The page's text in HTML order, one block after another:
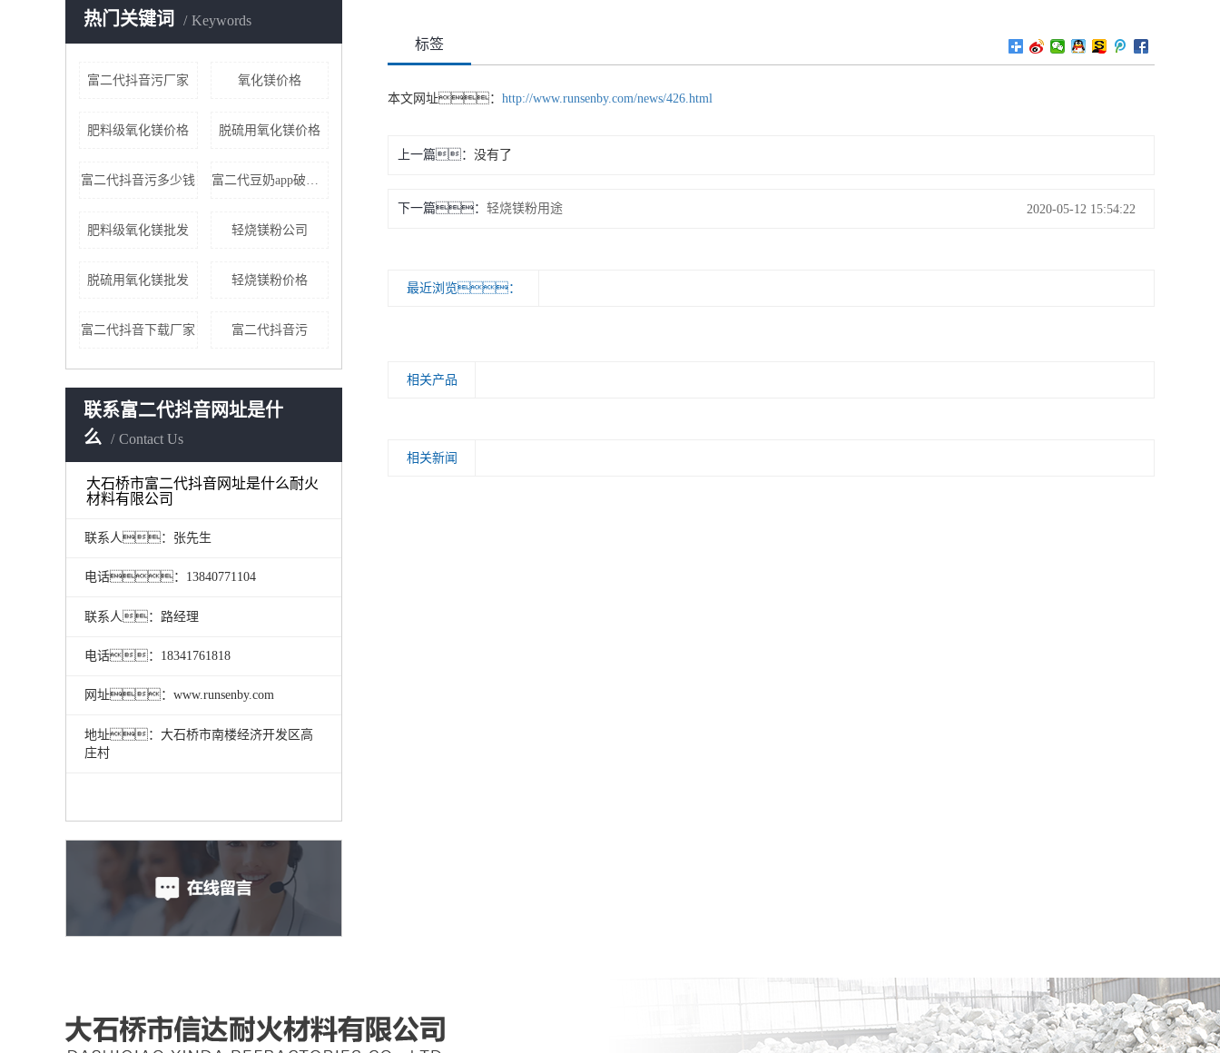
热门关键词 Keywords
富二代抖音污厂家 氧化镁价格
肥料级氧化镁价格 脱硫用氧化镁价格
富二代抖音污多少钱 富二代豆奶app破解版厂家
肥料级氧化镁批发 轻烧镁粉公司
脱硫用氧化镁批发 轻烧镁粉价格
富二代抖音下载厂家 富二代抖音污
联系富二代抖音网址是什
么
Contact Us
大石桥市富二代抖音网址是什么耐火
材料有限公司
联系人：张先生
电话：13840771104
联系人：路经理
电话：18341761818
网址：www.runsenby.com
地址：大石桥市南楼经济开发区高
庄村
标签
本文网址： http://www.runsenby.com/news/426.html
上一篇： 没有了
下一篇： 轻烧镁粉用途 2020-05-12 15:54:22
最近浏览：
相关产品
相关新闻